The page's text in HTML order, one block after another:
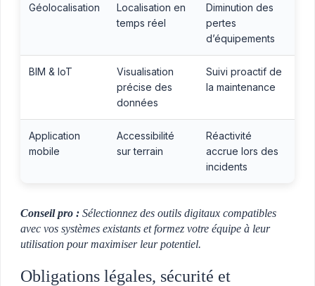
Géolocalisation
Localisation en
temps réel
Diminution des
pertes
d’équipements
BIM & IoT
Visualisation
précise des
données
Suivi proactif de
la maintenance
Application
mobile
Accessibilité
sur terrain
Réactivité
accrue lors des
incidents
Conseil pro : Sélectionnez des outils digitaux compatibles
avec vos systèmes existants et formez votre équipe à leur
utilisation pour maximiser leur potentiel.
Obligations légales, sécurité et